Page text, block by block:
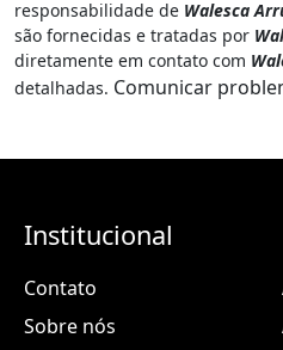
responsabilidade de Walesca
são fornecidas e tratadas por
diretamente em contato com
detalhadas. Comunicar
Institucional
Contato
Sobre nós